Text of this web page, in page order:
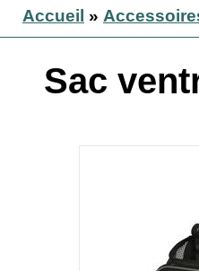
Accueil »
Sac